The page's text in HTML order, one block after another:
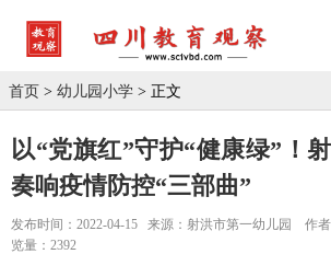
首页 > 幼儿园小学 > 正文
以“党旗红”守护“健康绿”！
奏响疫情防控“三部曲”
发布时间：2022-04-15 来源：射洪市第一幼儿园 作
览量：2392